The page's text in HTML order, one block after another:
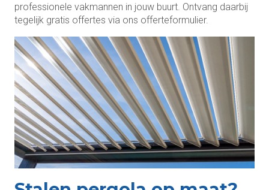
professionele vakmannen in jouw buurt. Ontvang daarbij
tegelijk gratis offertes via ons offerteformulier.